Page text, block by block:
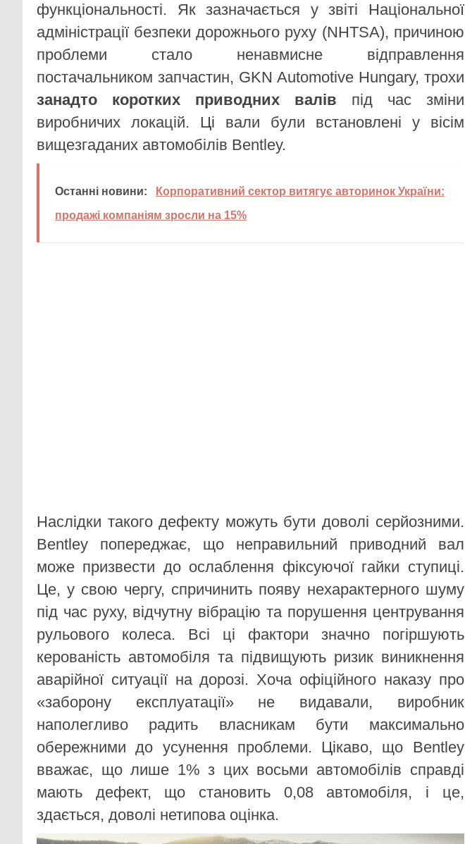
функціональності. Як зазначається у звіті Національної
адміністрації безпеки дорожнього руху (NHTSA), причиною
проблеми стало ненавмисне відправлення
постачальником запчастин, GKN Automotive Hungary, трохи
занадто коротких приводних валів під час зміни
виробничих локацій. Ці вали були встановлені у вісім
вищезгаданих автомобілів Bentley.
Останні новини:
Корпоративний сектор витягує авторинок України:
продажі компаніям зросли на 15%
Наслідки такого дефекту можуть бути доволі серйозними.
Bentley попереджає, що неправильний приводний вал
може призвести до ослаблення фіксуючої гайки ступиці.
Це, у свою чергу, спричинить появу нехарактерного шуму
під час руху, відчутну вібрацію та порушення центрування
рульового колеса. Всі ці фактори значно погіршують
керованість автомобіля та підвищують ризик виникнення
аварійної ситуації на дорозі. Хоча офіційного наказу про
«заборону експлуатації» не видавали, виробник
наполегливо радить власникам бути максимально
обережними до усунення проблеми. Цікаво, що Bentley
вважає, що лише 1% з цих восьми автомобілів справді
мають дефект, що становить 0,08 автомобіля, і це,
здається, доволі нетипова оцінка.